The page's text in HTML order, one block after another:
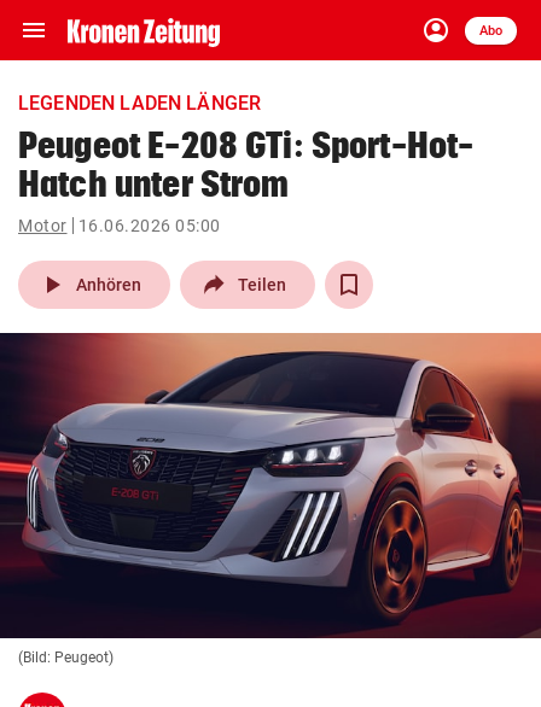
menu Navigation
ein-/ausklappen
account_circle
Anmelden
Abo
close Schließen
account_circle Anmelden
pin_drop
Wien arrow_right
bookmark
search
Suchbegriff
eingeben
© Krone Multimedia GmbH & Co KG 2026
LEGENDEN LADEN LÄNGER
Peugeot E-208 GTi: Sport-Hot-
Hatch unter Strom
Motor 16.06.2026 05:00
play_arrow Anhören Teilen
(Bild: Peugeot)